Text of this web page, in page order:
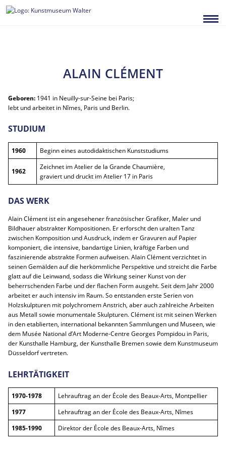
Zum
Inhalt
ALAIN CLÉMENT
Geboren: 1941 in Neuilly-sur-Seine bei Paris;
lebt und arbeitet in Nîmes, Paris und Berlin.
STUDIUM
1960 Beginn eines autodidaktischen Kunststudiums
1962
Zeichnet im Atelier de la Grande Chaumière,
graviert und druckt im Atelier 17 in Paris
DAS WERK
Alain Clément ist ein angesehener französischer Grafiker, Maler und
Bildhauer abstrakter Kompositionen. Er erforscht den uralten Tanz
zwischen Komposition und Ausdruck, indem er Gravuren auf Papier
komponiert, die intensive, bandartige Linien, kräftige Farben und
faszinierende abstrakte Formen aufweisen. Alain Clément verzichtet in
seinen Gemälden auf die herkömmliche Perspektive und streicht die Farbe
glatt auf die Leinwand, sodass die Wirkung seiner Kunst von der
beherrschenden Farbe und der flachen Form ausgeht. Seit dem Jahr 2000
arbeitet er auch intensiv im Raum. So entstanden erste Serien von
Holzskulpturen mit polychromem Anstrich, aber auch zahlreiche Arbeiten
aus Metall sowie monumentale Skulpturen. Clément ist mit seinen Werken
in den etablierten, international bekannten Sammlungen und Museen, wie
dem Musée National d’Art Moderne-Centre Georges Pompidou in Paris,
der Kunsthalle Hamburg, der Kunsthalle Bremen sowie dem Kunstmuseum
Düsseldorf vertreten.
LEHRTÄTIGKEIT
1970-1978
Lehrauftrag an der École des Beaux-Arts, Montpellier
1977
Lehrauftrag an der École des Beaux-Arts, Nîmes
1985-1990
Direktor der École des Beaux-Arts, Nîmes